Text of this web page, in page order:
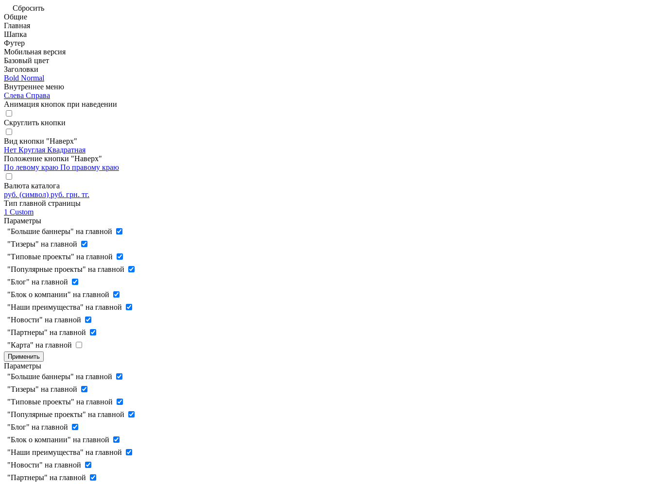
Сбросить
Общие
Главная
Шапка
Футер
Мобильная версия
Базовый цвет
Заголовки
Bold Normal
Внутреннее меню
Слева Справа
Анимация кнопок при наведении
Скруглить кнопки
Вид кнопки "Наверх"
Нет Круглая Квадратная
Положение кнопки "Наверх"
По левому краю По правому краю
Валюта каталога
руб. (символ) руб. грн. тг.
Тип главной страницы
1 Custom
Параметры
"Большие баннеры" на главной
"Тизеры" на главной
"Типовые проекты" на главной
"Популярные проекты" на главной
"Блог" на главной
"Блок о компании" на главной
"Наши преимущества" на главной
"Новости" на главной
"Партнеры" на главной
"Карта" на главной
Применить
Параметры
"Большие баннеры" на главной
"Тизеры" на главной
"Типовые проекты" на главной
"Популярные проекты" на главной
"Блог" на главной
"Блок о компании" на главной
"Наши преимущества" на главной
"Новости" на главной
"Партнеры" на главной